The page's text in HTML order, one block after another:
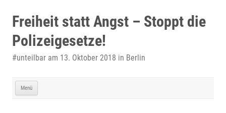
springen
Freiheit statt Angst – Stoppt die
Polizeigesetze!
#unteilbar am 13. Oktober 2018 in Berlin
Menü